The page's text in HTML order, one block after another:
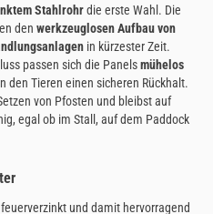
Stahlrohrdie erste Wahl. Die
den werkzeuglosen Aufbau von
in kürzester Zeit.
passen sich die Panelsmühelos
den Tieren einen sicheren Rückhalt.
von Pfosten und bleibst auf
egal ob im Stall, auf dem Paddock
und damit hervorragend